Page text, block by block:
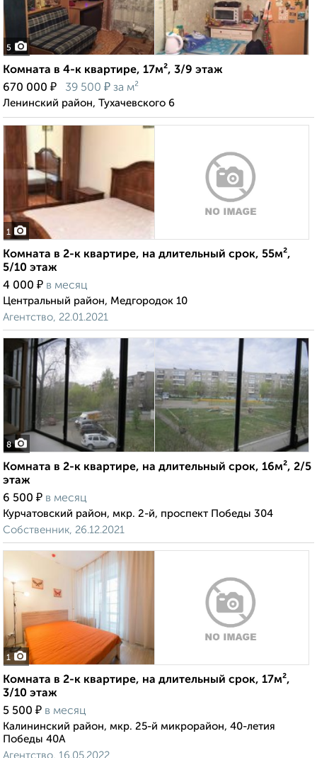
5
Комната в 4-к квартире, 17м², 3/9 этаж
670 000 ₽ 39 500 ₽ за м²
Ленинский район, Тухачевского 6
1
Комната в 2-к квартире, на длительный срок, 55м²,
5/10 этаж
4 000 ₽ в месяц
Центральный район, Медгородок 10
Агентство, 22.01.2021
8
Комната в 2-к квартире, на длительный срок, 16м², 2/5
этаж
6 500 ₽ в месяц
Курчатовский район, мкр. 2-й, проспект Победы 304
Собственник, 26.12.2021
1
Комната в 2-к квартире, на длительный срок, 17м²,
3/10 этаж
5 500 ₽ в месяц
Калининский район, мкр. 25-й микрорайон, 40-летия
Победы 40А
Агентство, 16.05.2022